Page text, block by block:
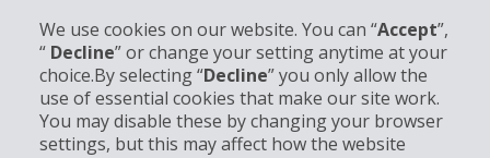
We use cookies on our website. You can “Accept”,
“ Decline” or change your setting anytime at your
choice.By selecting “Decline” you only allow the
use of essential cookies that make our site work.
You may disable these by changing your browser
settings, but this may affect how the website
Unternehmensinformation